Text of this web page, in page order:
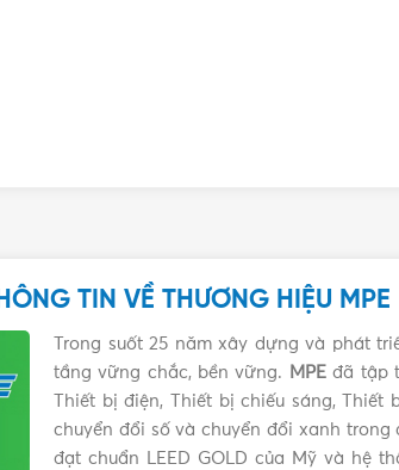
LBD-3YL Chính hãng, Giá
vấn mua sản phẩm Bóng đèn LED màu
TIN VỀ THƯƠNG HIỆU MPE
Trong suốt 25 năm xây dựng và phát
tầng vững chắc, bền vững.
MPEđã tập
Thiết bị điện, Thiết bị chiếu sáng,
chuyển đổi số và chuyển đổi xanh
đạt chuẩn LEED GOLD của Mỹ và hệ